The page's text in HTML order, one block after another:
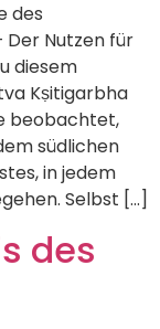
des
Nutzen für
diesem
Kṣitigarbha
beobachtet,
südlichen
in jedem
Selbst […]
des